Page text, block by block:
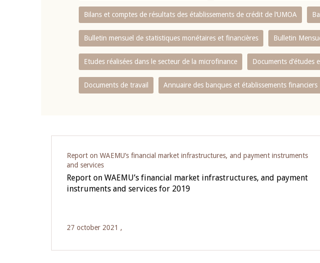
Bilans et comptes de résultats des établissements de crédit de l‘UMOA
Bulletin mensuel de statistiques monétaires et financières Bulletin
Etudes réalisées dans le secteur de la microfinance Documents d’études
Documents de travail Annuaire des banques et établissements financiers
Report on WAEMU’s financial market infrastructures, and payment instruments
and services
Report on WAEMU’s financial market infrastructures, and payment
instruments and services for 2019
27 october 2021 ,